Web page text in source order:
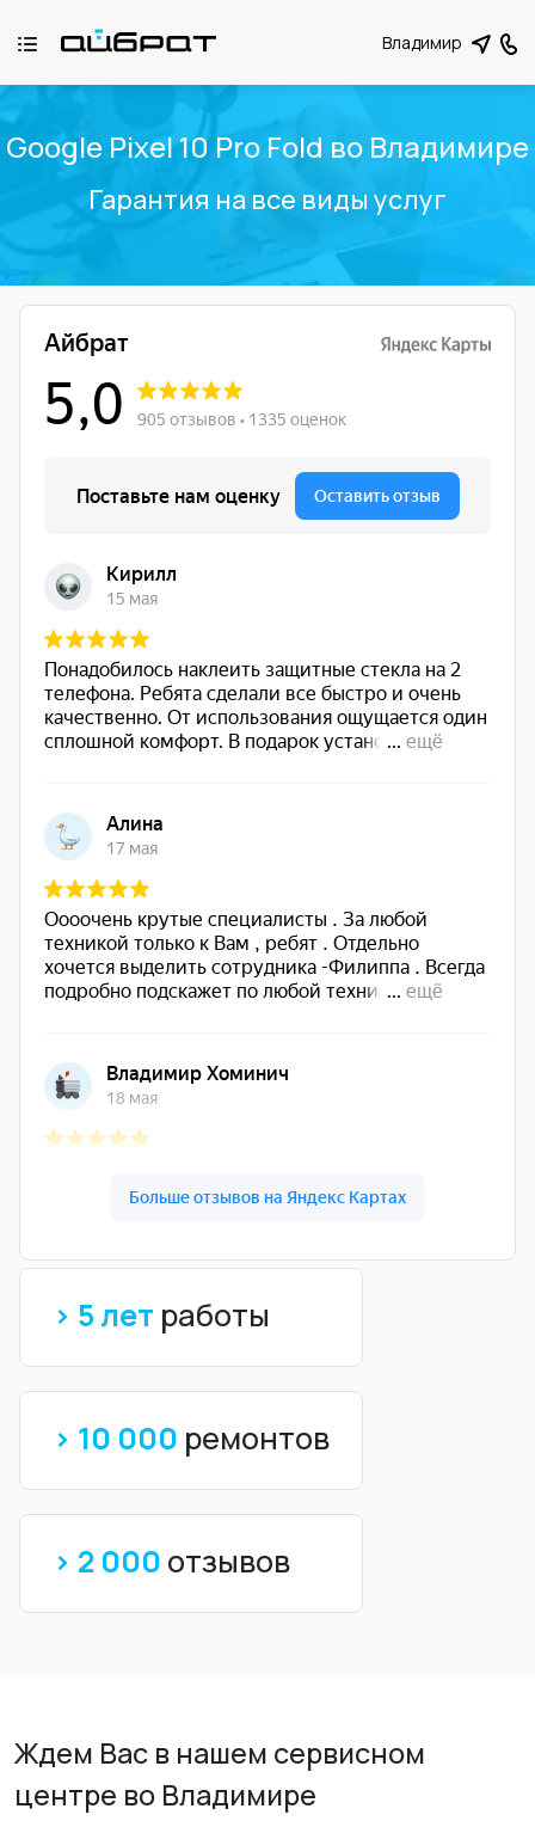
Владимир
Google Pixel 10 Pro Fold во Владимире
Гарантия на все виды услуг
> 5 лет работы
> 10 000 ремонтов
> 2 000 отзывов
Ждем Вас в нашем сервисном
центре во Владимире